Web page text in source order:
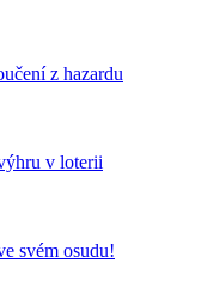
z hazardu
v loterii
svém osudu!